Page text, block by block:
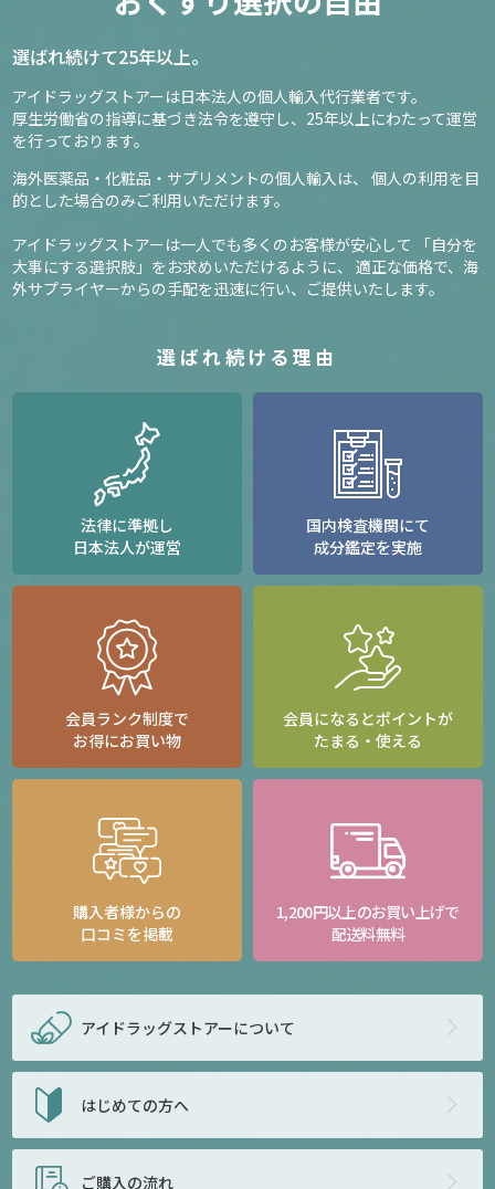
選ばれ続けて25年以上。
アイドラッグストアーは日本法人の個人輸入代行業者です。
厚生労働省の指導に基づき法令を遵守し、 25年以上にわたって運営
を行っております。
海外医薬品・化粧品・サプリメントの個人輸入は、
個人の利用を目
的とした場合のみご利用いただけます。
アイドラッグストアーは一人でも多くのお客様が安心して
「自分を
大事にする選択肢」をお求めいただけるように、
適正な価格で、海
外サプライヤーからの手配を迅速に行い、ご提供いたします。
選ばれ続ける理由
法律に準拠し
日本法人が運営
国内検査機関にて
成分鑑定を実施
会員ランク制度で
お得にお買い物
会員になるとポイントが
たまる・使える
購入者様からの
口コミを掲載
1,200円以上のお買い上げで
配送料無料
アイドラッグストアーについて
はじめての方へ
ご購入の流れ